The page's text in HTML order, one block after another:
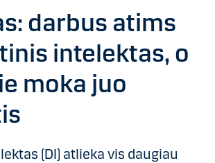
darbus atims
intelektas, o
moka juo
(DI) atlieka vis daugiau